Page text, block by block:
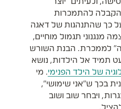
להתמכרות
כך שהתנהגות של דאגה
מנגנוני תגמול מוחיים,
לממכרת. הבנת השורש
תמיד אל הילדות, נושא
של הילד הפנימי. מי
בכך ש"אני שימושי",
ויבחר שוב ושוב